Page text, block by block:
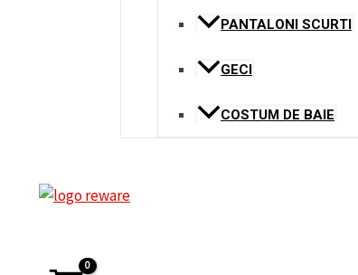
PANTALONI SCURTI
GECI
COSTUM DE BAIE